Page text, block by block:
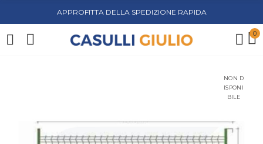
APPROFITTA DELLA SPEDIZIONE RAPIDA
0
NON D
ISPONI
BILE